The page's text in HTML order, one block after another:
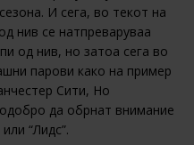
И сега, во текот на
нив се натпреваруваа
од нив, но затоа сега во
парови како на пример
Сити, Но
да обрнат внимание
“Лидс”.